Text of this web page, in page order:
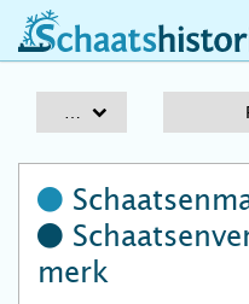
schaatshistorie.nl
merk